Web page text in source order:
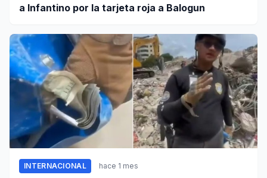
a Infantino por la tarjeta roja a Balogun
INTERNACIONAL hace 1 mes